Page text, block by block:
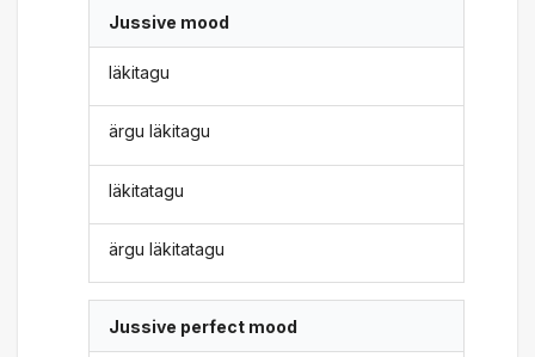
Jussive mood
läkitagu
ärgu läkitagu
läkitatagu
ärgu läkitatagu
Jussive perfect mood